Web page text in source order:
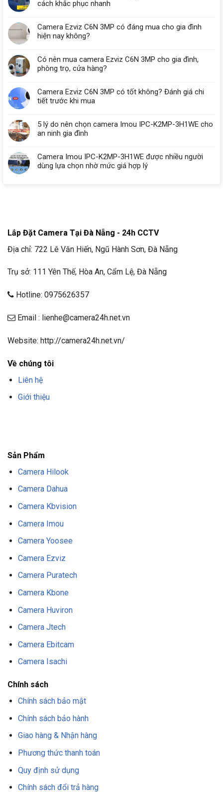
cách khắc phục nhanh
Camera Ezviz C6N 3MP có đáng mua cho gia đình
hiện nay không?
Có nên mua camera Ezviz C6N 3MP cho gia đình,
phòng trọ, cửa hàng?
Camera Ezviz C6N 3MP có tốt không? Đánh giá chi
tiết trước khi mua
5 lý do nên chọn camera Imou IPC-K2MP-3H1WE cho
an ninh gia đình
Camera Imou IPC-K2MP-3H1WE được nhiều người
dùng lựa chọn nhờ mức giá hợp lý
Lắp Đặt Camera Tại Đà Nẵng - 24h CCTV
Địa chỉ: 722 Lê Văn Hiến, Ngũ Hành Sơn, Đà Nẵng
Trụ sở: 111 Yên Thế, Hòa An, Cẩm Lệ, Đà Nẵng
Hotline: 0975626357
Email : lienhe@camera24h.net.vn
Website: http://camera24h.net.vn/
Về chúng tôi
Liên hệ
Giới thiệu
Sản Phẩm
Camera Hilook
Camera Dahua
Camera Kbvision
Camera Imou
Camera Yoosee
Camera Ezviz
Camera Puratech
Camera Kbone
Camera Huviron
Camera Jtech
Camera Ebitcam
Camera Isachi
Chính sách
Chính sách bảo mật
Chính sách bảo hành
Giao hàng & Nhận hàng
Phương thức thanh toán
Quy định sử dụng
Chính sách đổi trả hàng